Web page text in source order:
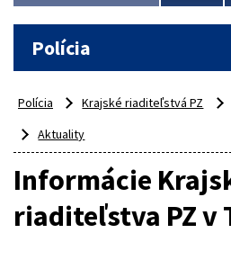
Polícia
Polícia Krajské riaditeľstvá PZ
Aktuality
Informácie
riaditeľstva PZ v